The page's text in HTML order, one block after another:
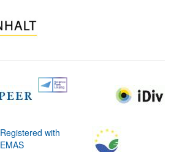
Registered with
EMAS